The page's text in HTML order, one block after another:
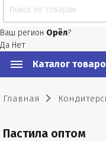
Ваш регион Орёл?
Да Нет
Каталог
Главная
Пастила оптом